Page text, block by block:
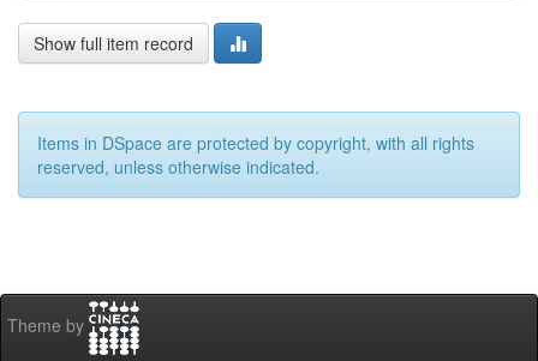
Show full item record
Items in DSpace are protected by copyright, with all rights
reserved, unless otherwise indicated.
Theme by